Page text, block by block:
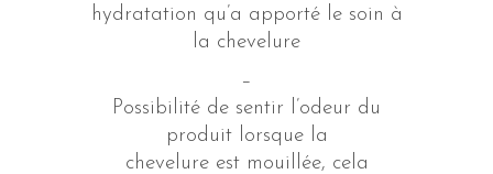
hydratation qu’a apporté le soin à
la chevelure
–
Possibilité de sentir l’odeur du
produit lorsque la
chevelure est mouillée, cela